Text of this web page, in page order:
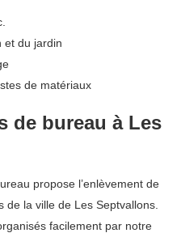
et du jardin
de matériaux
de bureau à Les
propose l’enlèvement de
la ville de Les Septvallons.
facilement par notre